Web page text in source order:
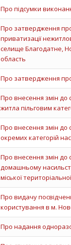
Про підсумки
Про затвердження
приватизації
селище Благодатне,
область
Про затвердження
Про внесення змін до
житла пільговим
Про внесення змін до
окремих категорій
Про внесення змін до
домашньому
міської
Про видачу
користування в м.
Про надання